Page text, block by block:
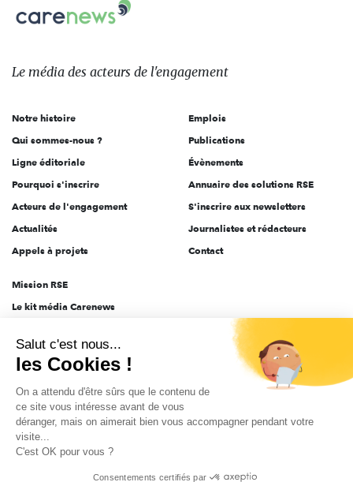
sur:
Carenews,
Le
des
l'engagement
Le média des acteurs de l'engagement
Notre histoire
Qui sommes-nous ?
Ligne éditoriale
Pourquoi s'inscrire
Acteurs de l'engagement
Actualités
Appels à projets
Emplois
Publications
Évènements
Annuaire des solutions RSE
S'inscrire aux newsletters
Journalistes et rédacteurs
Contact
Mission RSE
Le kit média Carenews
AEF info
Novethic
PRODURABLE
Inclusiv Day
Données personnelles Mentions légales 2025-2026 Tout droits réservés
Salut c'est nous...
les Cookies !
On a attendu d'être sûrs que le contenu de
ce site vous intéresse avant de vous
déranger, mais on aimerait bien vous accompagner pendant votre
visite...
C'est OK pour vous ?
Consentements certifiés par